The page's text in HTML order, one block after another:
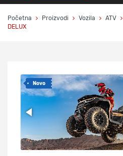
Početna Proizvodi Vozila ATV
DELUX
Novo